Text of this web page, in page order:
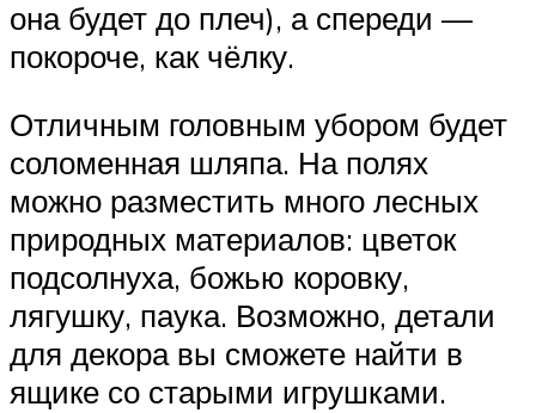
она будет до плеч), а спереди —
покороче, как чёлку.
Отличным головным убором будет
соломенная шляпа. На полях
можно разместить много лесных
природных материалов: цветок
подсолнуха, божью коровку,
лягушку, паука. Возможно, детали
для декора вы сможете найти в
ящике со старыми игрушками.